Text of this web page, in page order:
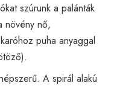
szúrunk a palánták
növény nő,
puha anyaggal
A spirál alakú